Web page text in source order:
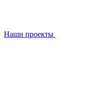
Наши проекты